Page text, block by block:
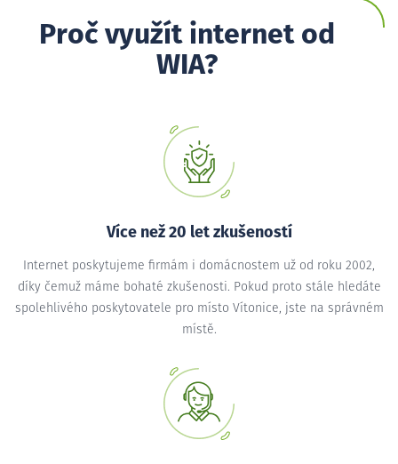
Proč využít internet od
WIA?
Více než 20 let zkušeností
Internet poskytujeme firmám i domácnostem už od roku 2002,
díky čemuž máme bohaté zkušenosti. Pokud proto stále hledáte
spolehlivého poskytovatele pro místo Vítonice, jste na správném
místě.